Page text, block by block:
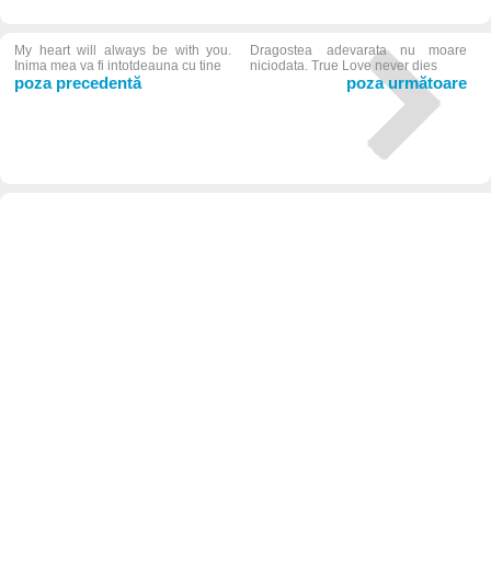
My heart will always be with you.
Inima mea va fi intotdeauna cu tine
poza precedentă
Dragostea adevarata nu moare
niciodata. True Love never dies
poza următoare